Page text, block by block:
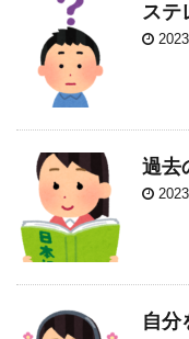
ステ
過去
自分